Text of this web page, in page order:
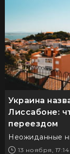
Украина
Лиссабоне:
переездом
Неожиданные
13 ноября, 17:14